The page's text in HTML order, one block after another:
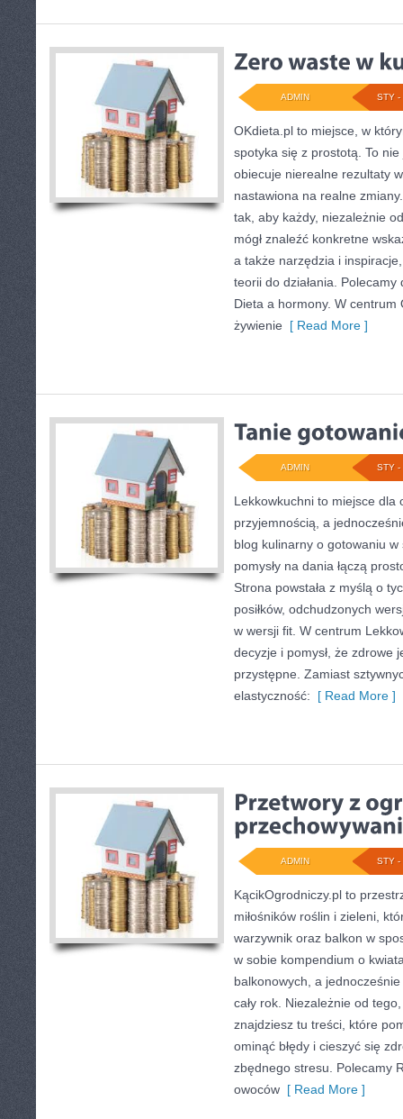
STY -
ADMIN
OKdieta.pl to miejsce, w
spotyka się z prostotą. To
obiecuje nierealne rezultaty
nastawiona na realne
tak, aby każdy, niezależnie
mógł znaleźć konkretne
a także narzędzia i
teorii do działania. Polecamy
Dieta a hormony. W centrum
żywienie [ Read More ]
STY -
ADMIN
Lekkowkuchni to miejsce dla
przyjemnością, a
blog kulinarny o gotowaniu
pomysły na dania łączą
Strona powstała z myślą o
posiłków, odchudzonych
w wersji fit. W centrum
decyzje i pomysł, że zdrowe
przystępne. Zamiast
elastyczność: [ Read More ]
STY -
ADMIN
KącikOgrodniczy.pl to
miłośników roślin i zieleni,
warzywnik oraz balkon w
w sobie kompendium o
balkonowych, a
cały rok. Niezależnie od
znajdziesz tu treści, które
ominąć błędy i cieszyć się
zbędnego stresu. Polecamy
owoców [ Read More ]